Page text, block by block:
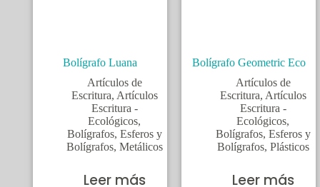
Bolígrafo Luana
Artículos de
Escritura, Artículos
Escritura -
Ecológicos,
Bolígrafos, Esferos y
Bolígrafos, Metálicos
Leer más
Bolígrafo Geometric Eco
Artículos de
Escritura, Artículos
Escritura -
Ecológicos,
Bolígrafos, Esferos y
Bolígrafos, Plásticos
Leer más